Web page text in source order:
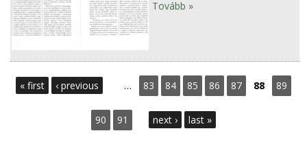
Tovább »
P« first ‹ previous … 83 84 85 86 87 88 89
90 91 next › last »